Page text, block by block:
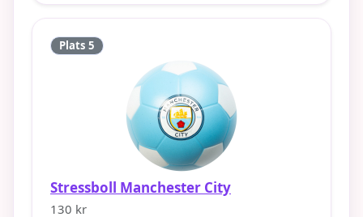
Plats 5
Stressboll Manchester City
130 kr